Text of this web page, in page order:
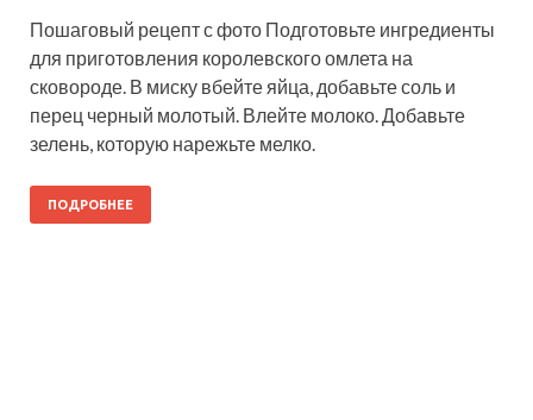
Пошаговый рецепт с фото Подготовьте ингредиенты
для приготовления королевского омлета на
сковороде. В миску вбейте яйца, добавьте соль и
перец черный молотый. Влейте молоко. Добавьте
зелень, которую нарежьте мелко.
ПОДРОБНЕЕ